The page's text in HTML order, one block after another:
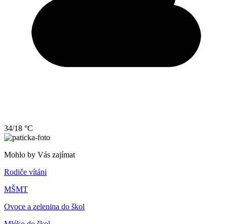
34/18 °C
Mohlo by Vás zajímat
Rodiče vítáni
MŠMT
Ovoce a zelenina do škol